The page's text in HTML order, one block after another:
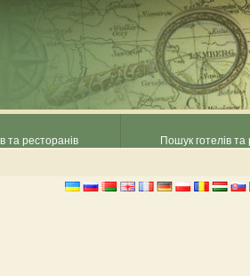
та ресторанів Пошук готелів та